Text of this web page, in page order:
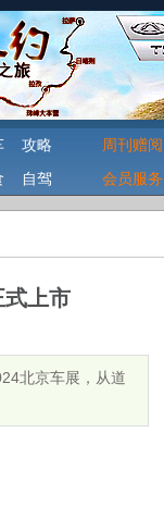
攻略
自驾
周刊赠阅
会员服务
式上市
北京车展，从道